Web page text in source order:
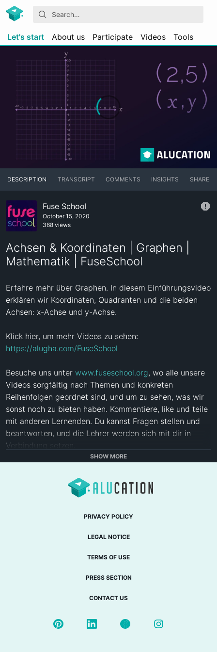
Let's start About us Participate Videos Tools
DESCRIPTION TRANSCRIPT COMMENTS INSIGHTS SHARE
Fuse School
October 15, 2020
368 views
Achsen & Koordinaten | Graphen |
Mathematik | FuseSchool
Erfahre mehr über Graphen. In diesem Einführungsvideo
erklären wir Koordinaten, Quadranten und die beiden
Achsen: x-Achse und y-Achse.
https://alugha.com/FuseSchool
Besuche uns unter www.fuseschool.org, wo alle unsere
Videos sorgfältig nach Themen und konkreten
Reihenfolgen geordnet sind, und um zu sehen, was wir
sonst noch zu bieten haben. Kommentiere, like und teile
mit anderen Lernenden. Du kannst Fragen stellen und
beantworten, und die Lehrer werden sich mit dir in
Verbindung setzen.
Unterrichtsmodell oder als Lernhilfe verwendet werden.
FuseSchool-Plattform und App: www.fuseschool.org
unter einer Creative Commons Lizenz: Attribution-
http://creativecommons.org/licenses/by-nc/4.0/
Zwecke herunterladen. Wenn du das Video ändern
SHOW MORE
PRIVACY POLICY
LEGAL NOTICE
TERMS OF USE
PRESS SECTION
CONTACT US